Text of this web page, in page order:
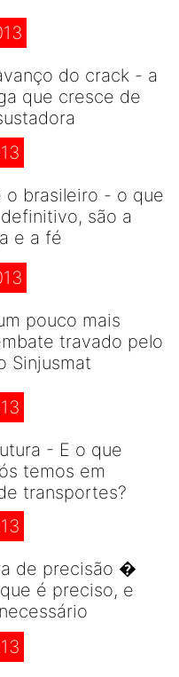
do crack - a
que cresce de
o brasileiro - o que
são a
e a fé
pouco mais
travado pelo
Sinjusmat
- E o que
temos em
transportes?
de precisão �
é preciso, e